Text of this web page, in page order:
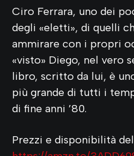
Ciro Ferrara, uno dei
degli «eletti», di quelli
ammirare con i propri
«visto» Diego, nel vero
libro, scritto da lui, è
più grande di tutti i
di fine anni ’80.
Prezzi e disponibilità